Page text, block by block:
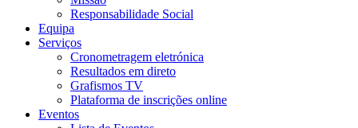
Responsabilidade Social
Equipa
Serviços
Cronometragem eletrónica
Resultados em direto
Grafismos TV
Plataforma de inscrições online
Eventos